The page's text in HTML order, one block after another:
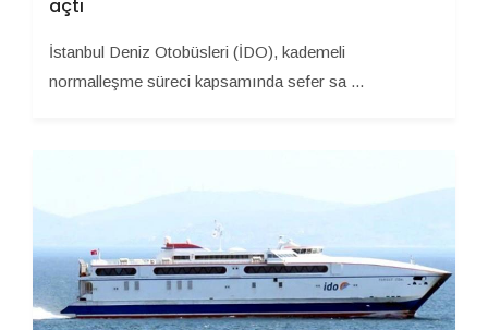
açtı
İstanbul Deniz Otobüsleri (İDO), kademeli
normalleşme süreci kapsamında sefer sa ...